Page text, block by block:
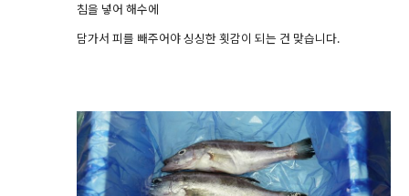
침을 넣어 해수에
담가서 피를 빼주어야 싱싱한 횟감이 되는 건 맞습니다.